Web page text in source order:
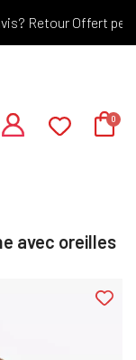
Retour Offert
avec oreilles